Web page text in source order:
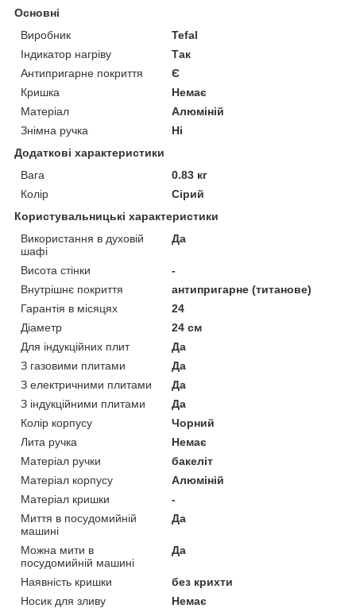
Основні
Виробник
Tefal
Індикатор нагріву
Так
Антипригарне покриття
Є
Кришка
Немає
Матеріал
Алюміній
Знімна ручка
Ні
Додаткові характеристики
Вага
0.83 кг
Колір
Сірий
Користувальницькі характеристики
Використання в духовій
шафі
Да
Висота стінки
-
Внутрішнє покриття
антипригарне (титанове)
Гарантія в місяцях
24
Діаметр
24 см
Для індукційних плит
Да
З газовими плитами
Да
З електричними плитами
Да
З індукційними плитами
Да
Колір корпусу
Чорний
Лита ручка
Немає
Матеріал ручки
бакеліт
Матеріал корпусу
Алюміній
Матеріал кришки
-
Миття в посудомийній
машині
Да
Можна мити в
посудомийній машині
Да
Наявність кришки
без крихти
Носик для зливу
Немає